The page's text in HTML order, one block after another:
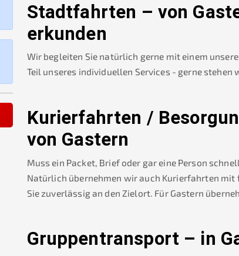
Stadtfahrten – von
erkunden
Wir begleiten Sie natürlich gerne mit einem
Teil unseres individuellen Services - gerne stehen
Kurierfahrten /
von Gastern
Muss ein Packet, Brief oder gar eine Person
Natürlich übernehmen wir auch Kurierfahrten mit
Sie zuverlässig an den Zielort. Für Gastern
Gruppentransport – in